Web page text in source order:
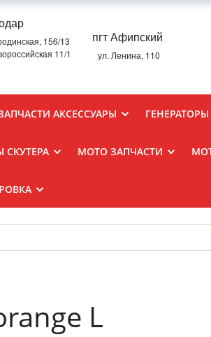
156/13
11/1
пгт Афипский
ул. Ленина, 110
АКСЕССУАРЫ ГЕНЕРАТОРЫ
МОТО ЗАПЧАСТИ
L